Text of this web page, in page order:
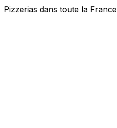
Pizzerias dans toute la France